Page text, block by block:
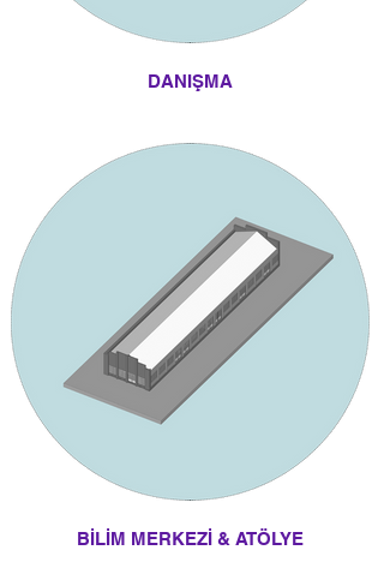
DANIŞMA
BİLİM MERKEZİ & ATÖLYE